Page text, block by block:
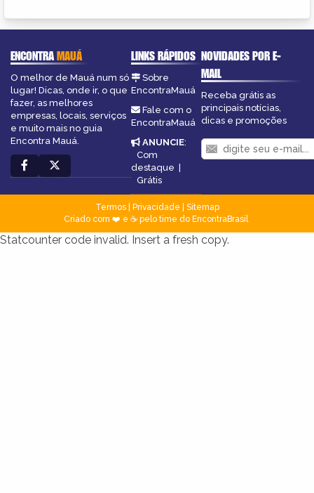
ENCONTRAMAUÁ
O melhor de Mauá num só
lugar! Dicas, onde ir, o que
fazer, as melhores
empresas, locais, serviços
e muito mais no guia
Encontra Mauá.
LINKS RÁPIDOS
Sobre
EncontraMauá
Fale com o
EncontraMauá
ANUNCIE:
Com
destaque |
Grátis
NOVIDADES POR E-
MAIL
Receba grátis as
principais notícias,
dicas e promoções
Termos| Privacidade
Sitemap
Criado com ❤️ e ☕ pelo time do EncontraBrasil
Statcounter code invalid. Insert a fresh copy.